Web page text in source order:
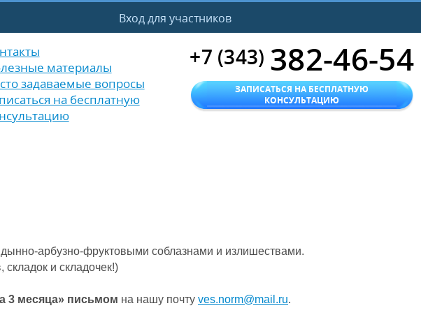
Вход для участников
материалы
задаваемые вопросы
на бесплатную
+7 (343) 382-46-54
ЗАПИСАТЬСЯ НА БЕСПЛАТНУЮ
КОНСУЛЬТАЦИЮ
арбузно-фруктовыми соблазнами и излишествами.
складок и складочек!)
3 месяца» письмом на нашу почту ves.norm@mail .ru.